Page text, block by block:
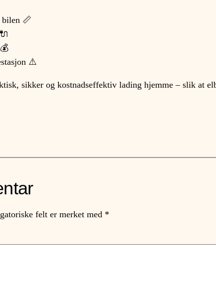
bilen 📏
⚠️
sikker og kostnadseffektiv lading hjemme – slik at
felt er merket med *